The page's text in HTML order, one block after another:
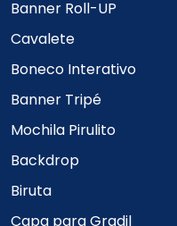
Banner Roll-UP
Cavalete
Boneco Interativo
Banner Tripé
Mochila Pirulito
Backdrop
Biruta
Capa para Gradil